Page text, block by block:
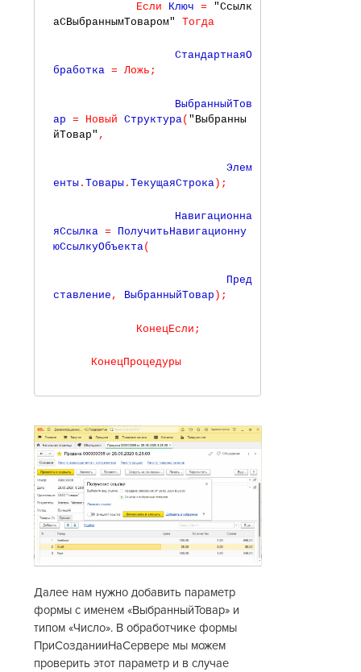
Если Ключ =
"Ссылк
аСВыбраннымТоваром"
Тогда
СтандартнаяО
бработка = Ложь ;
ВыбранныйТов
ар = Новый Структура( "Выбранны
йТовар" ,
Элем
енты .Товары .ТекущаяСтрока ) ;
Навигационна
яСсылка = ПолучитьНавигационну
юСсылкуОбъекта(
Пред
ставление , ВыбранныйТовар ) ;
КонецЕсли ;
КонецПроцедуры
Далее нам нужно добавить параметр
формы с именем «ВыбранныйТовар» и
типом «Число». В обработчике формы
ПриСозданииНаСервере мы можем
проверить этот параметр и в случае